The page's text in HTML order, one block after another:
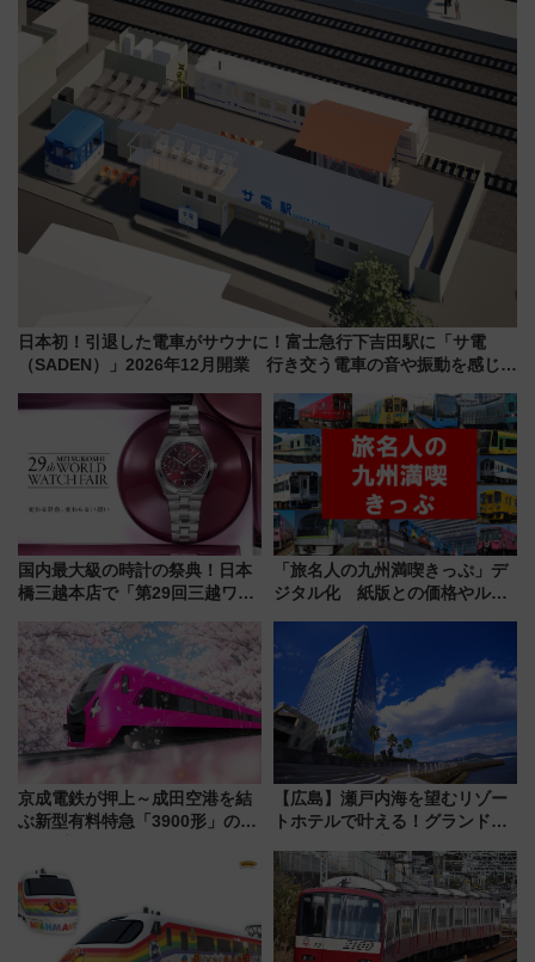
新鎌ヶ谷はどう変わる？ 全テナ
ント情報も公開！
帰りお出かけ最新情報（2026年
7月17日～開催）
日本初！引退した電車がサウナに！富士急行下吉田駅に「サ電
（SADEN）」2026年12月開業 行き交う電車の音や振動を感じな
国内最大級の時計の祭典！日本
橋三越本店で「第29回三越ワー
【2026年8月5日～25日】
「旅名人の九州満喫きっぷ」デ
ジタル化 紙版との価格やルー
京成電鉄が押上～成田空港を結
ぶ新型有料特急「3900形」のコ
募集も実施
【広島】瀬戸内海を望むリゾー
トホテルで叶える！グランドプ
ディング＆カジュアルパーティ
ープラン